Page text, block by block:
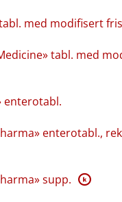
med modifisert
tabl. med
enterotabl.
enterotabl.,
supp. K